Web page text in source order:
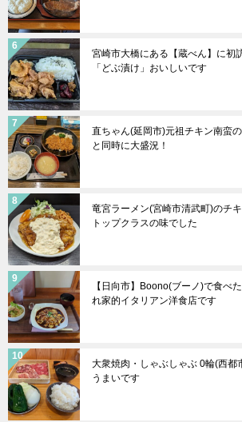
宮崎市大橋にある【蔵べん】に初
「どぶ漬け」おいしいです
直ちゃん(延岡市)元祖チキン南蛮
と同時に大盛況！
竜宮ラーメン(宮崎市清武町)のチ
トップクラスの味でした
【日向市】Boono(ブーノ)で食べ
れ家的イタリアン洋食店です
大衆焼肉・しゃぶしゃぶ 0輪(西都
うまいです